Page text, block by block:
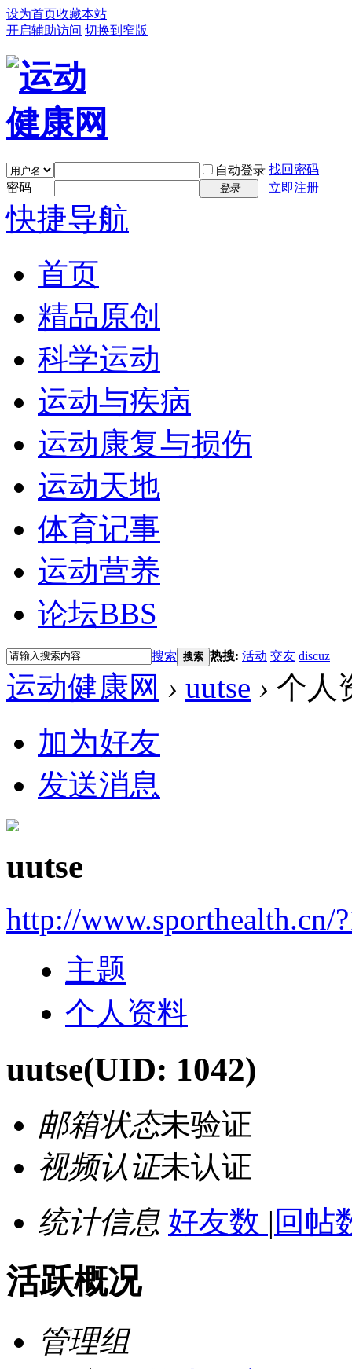
设为首页收藏本站
开启辅助访问 切换到窄版
自动登录 找回密码
密码
登录 立即注册
快捷导航
首页
精品原创
科学运动
运动与疾病
运动康复与损伤
运动天地
体育记事
运动营养
论坛BBS
搜索 搜索 热搜: 活动 交友 discuz
运动健康网 › uutse › 个人
加为好友
发送消息
uutse
http://www.sporthealth.cn/
主题
个人资料
uutse(UID: 1042)
邮箱状态未验证
视频认证未认证
统计信息 好友数 | 回帖
活跃概况
管理组